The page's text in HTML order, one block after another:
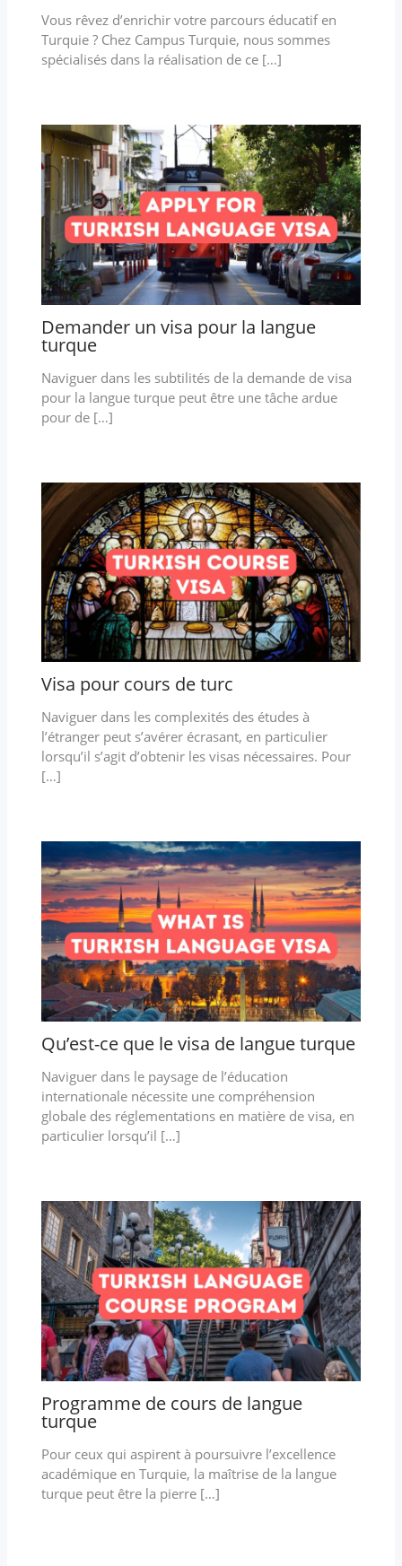
Vous rêvez d’enrichir votre parcours éducatif en
Turquie ? Chez Campus Turquie, nous sommes
spécialisés dans la réalisation de ce […]
Demander un visa pour la langue
turque
Naviguer dans les subtilités de la demande de visa
pour la langue turque peut être une tâche ardue
pour de […]
Visa pour cours de turc
Naviguer dans les complexités des études à
l’étranger peut s’avérer écrasant, en particulier
lorsqu’il s’agit d’obtenir les visas nécessaires. Pour
[…]
Qu’est-ce que le visa de langue turque
Naviguer dans le paysage de l’éducation
internationale nécessite une compréhension
globale des réglementations en matière de visa, en
particulier lorsqu’il […]
Programme de cours de langue
turque
Pour ceux qui aspirent à poursuivre l’excellence
académique en Turquie, la maîtrise de la langue
turque peut être la pierre […]